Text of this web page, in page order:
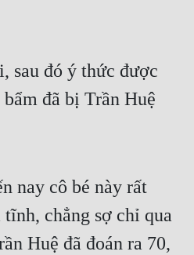
sau đó ý thức được
đã bị Trần Huệ
nay cô bé này rất
chẳng sợ chỉ qua
Huệ đã đoán ra 70,